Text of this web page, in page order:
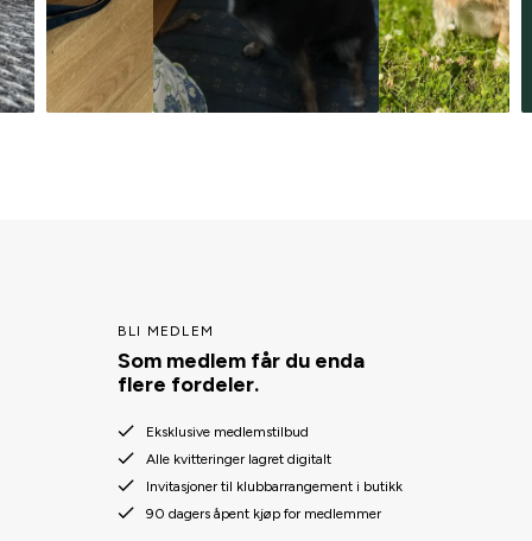
BLI MEDLEM
Som medlem får du enda
flere fordeler.
Eksklusive medlemstilbud
Alle kvitteringer lagret digitalt
Invitasjoner til klubbarrangement i butikk
90 dagers åpent kjøp for medlemmer